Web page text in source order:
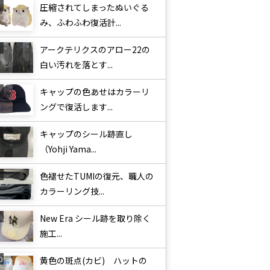
圧縮されてしまったぬいぐる
み、ふわふわ復活計...
アークテリクスのアロー22の
白い汚れを落とす...
キャップの色あせはカラーリ
ングで復活します...
キャップのシール跡直し
（Yohji Yama...
色褪せたTUMIの復元、職人の
カラーリング技...
New Era シール跡を取り除く
施工...
黄色の斑点(カビ) ハットの